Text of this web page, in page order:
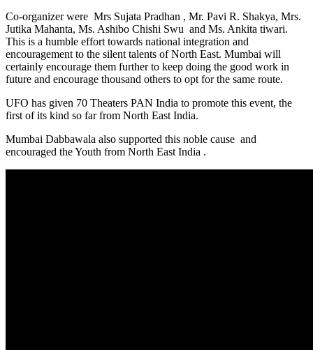
Co-organizer were Mrs Sujata Pradhan , Mr. Pavi R. Shakya, Mrs.
Jutika Mahanta, Ms. Ashibo Chishi Swu and Ms. Ankita tiwari.
This is a humble effort towards national integration and
encouragement to the silent talents of North East. Mumbai will
certainly encourage them further to keep doing the good work in
future and encourage thousand others to opt for the same route.
UFO has given 70 Theaters PAN India to promote this event, the
first of its kind so far from North East India.
Mumbai Dabbawala also supported this noble cause and
encouraged the Youth from North East India .